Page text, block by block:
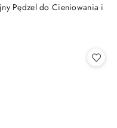
Pędzel do Cieniowania i